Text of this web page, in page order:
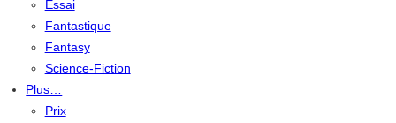
Essai
Fantastique
Fantasy
Science-Fiction
Plus…
Prix